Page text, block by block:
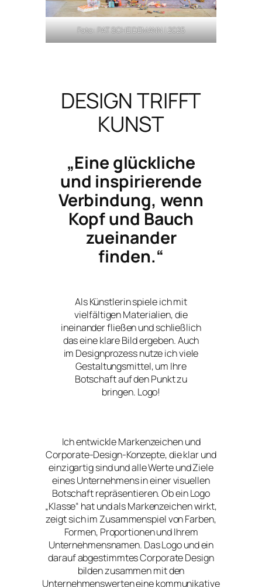
Foto: PAT SCHEIDEMANN | 2025
DESIGN TRIFFT
KUNST
„Eine glückliche
und inspirierende
Verbindung, wenn
Kopf und Bauch
zueinander
finden.“
Als Künstlerin spiele ich mit
vielfältigen Materialien, die
ineinander fließen und schließlich
das eine klare Bild ergeben. Auch
im Designprozess nutze ich viele
Gestaltungsmittel, um Ihre
Botschaft auf den Punkt zu
bringen. Logo!
Ich entwickle Markenzeichen und
Corporate-Design-Konzepte, die klar und
einzigartig sind und alle Werte und Ziele
eines Unternehmens in einer visuellen
Botschaft repräsentieren. Ob ein Logo
„Klasse“ hat und als Markenzeichen wirkt,
zeigt sich im Zusammenspiel von Farben,
Formen, Proportionen und Ihrem
Unternehmensnamen. Das Logo und ein
darauf abgestimmtes Corporate Design
bilden zusammen mit den
Unternehmenswerten eine kommunikative